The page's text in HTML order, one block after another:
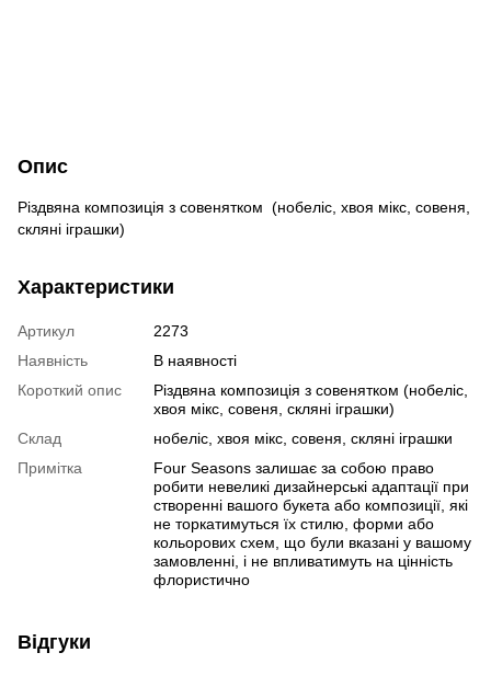
Опис
Різдвяна композиція з совенятком (нобеліс, хвоя мікс, совеня,
скляні іграшки)
Характеристики
Артикул
2273
Наявність
В наявності
Короткий опис
Різдвяна композиція з совенятком (нобеліс,
хвоя мікс, совеня, скляні іграшки)
Склад
нобеліс, хвоя мікс, совеня, скляні іграшки
Примітка
Four Seasons залишає за собою право
робити невеликі дизайнерські адаптації при
створенні вашого букета або композиції, які
не торкатимуться їх стилю, форми або
кольорових схем, що були вказані у вашому
замовленні, і не впливатимуть на цінність
флористично
Відгуки